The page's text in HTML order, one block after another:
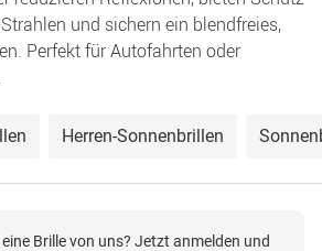
und sichern ein blendfreies,
Perfekt für Autofahrten oder
Herren-Sonnenbrillen
Brille von uns? Jetzt anmelden und